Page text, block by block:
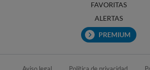
FAVORITAS
ALERTAS
PREMIUM